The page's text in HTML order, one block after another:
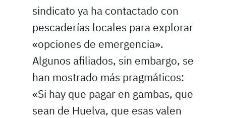
sindicato ya ha contactado con
pescaderías locales para explorar
«opciones de emergencia».
Algunos afiliados, sin embargo, se
han mostrado más pragmáticos:
«Si hay que pagar en gambas, que
sean de Huelva, que esas valen